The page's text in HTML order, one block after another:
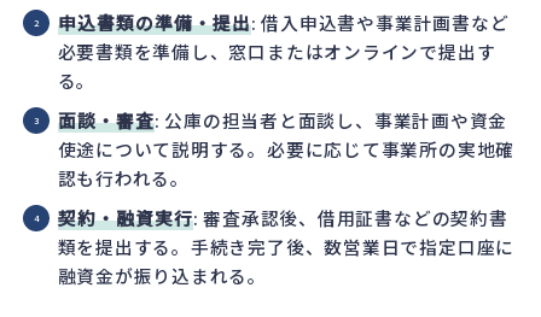
申込書類の準備・提出: 借入申込書や事業計画書など
必要書類を準備し、窓口またはオンラインで提出す
る。
面談・審査: 公庫の担当者と面談し、事業計画や資金
使途について説明する。必要に応じて事業所の実地確
認も行われる。
契約・融資実行: 審査承認後、借用証書などの契約書
類を提出する。手続き完了後、数営業日で指定口座に
融資金が振り込まれる。